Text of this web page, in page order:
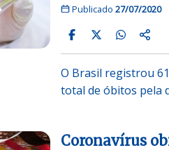
Publicado 27/07/2020
O Brasil registrou
total de óbitos pela
Coronavírus